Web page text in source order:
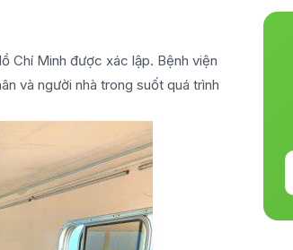
Chí Minh được xác lập. Bệnh viện
và người nhà trong suốt quá trình